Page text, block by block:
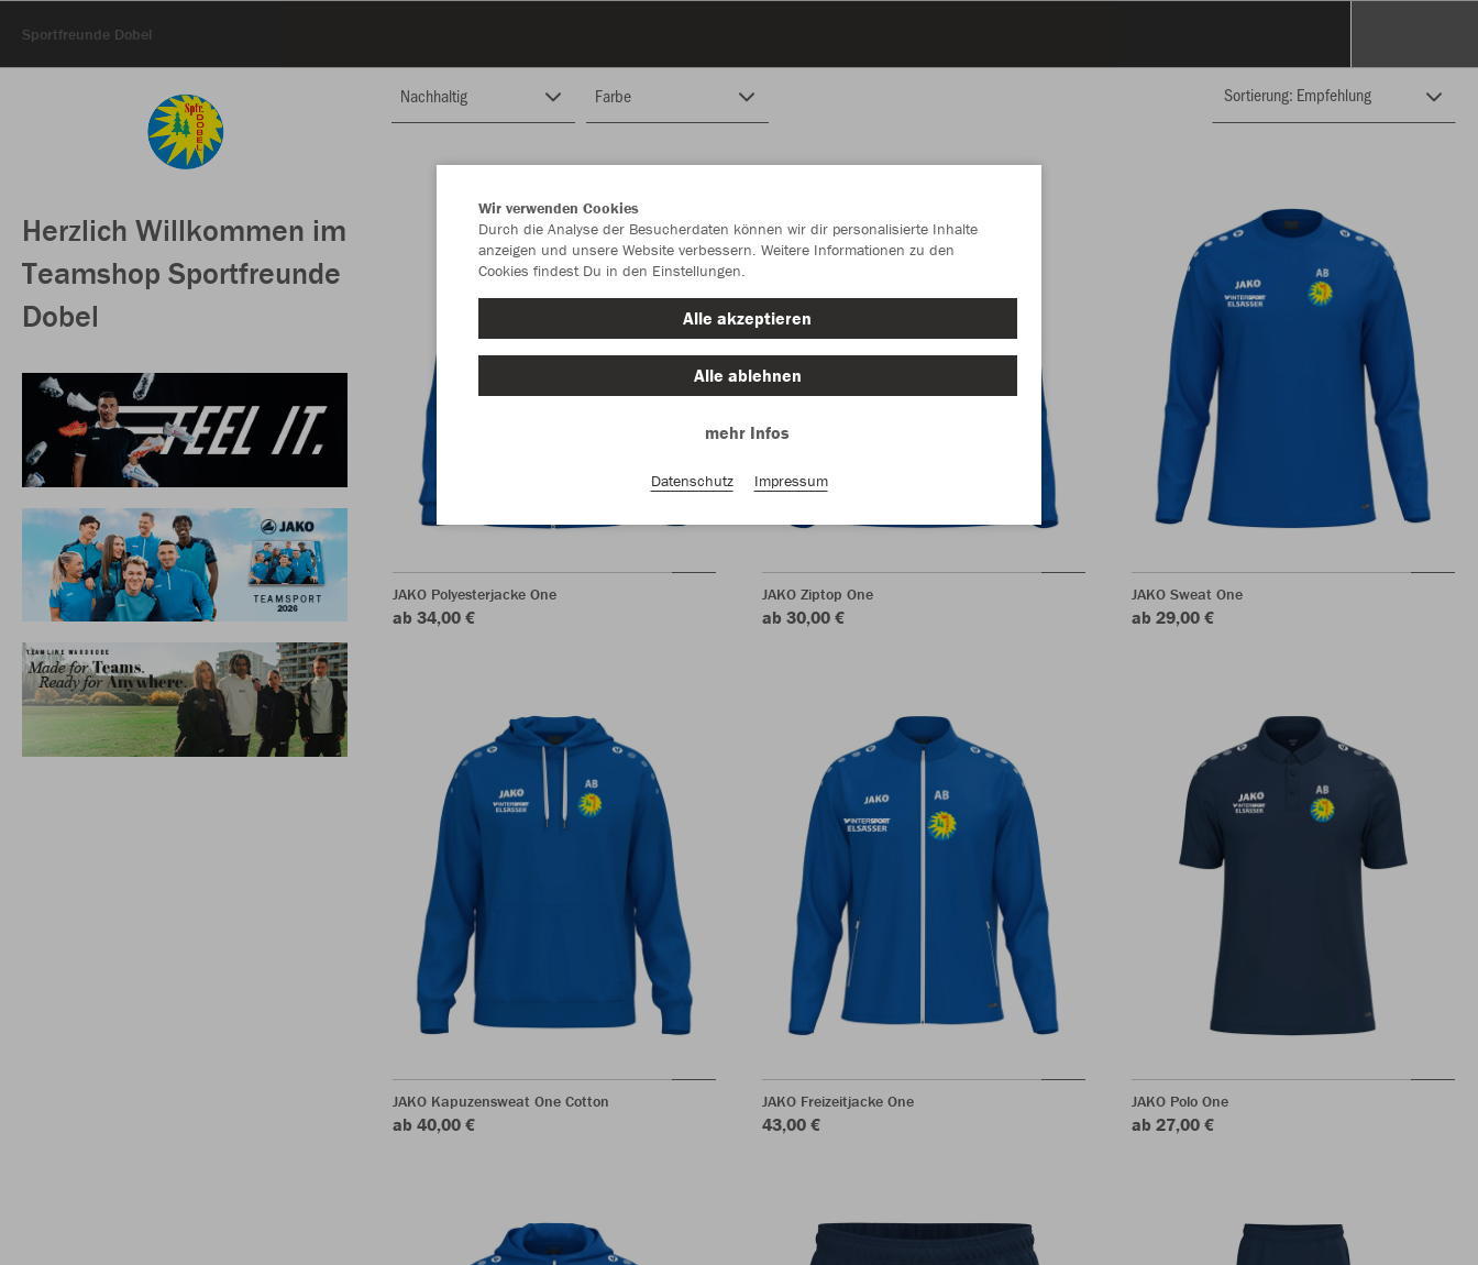
Sportfreunde Dobel
Herzlich Willkommen im
Teamshop Sportfreunde
Dobel
Nachhaltig Farbe
JAKO Polyesterjacke One
ab 34,00 €
JAKO Ziptop One
ab 30,00 €
JAKO Sweat One
ab 29,00 €
JAKO Kapuzensweat One Cotton
ab 40,00 €
JAKO Freizeitjacke One
43,00 €
JAKO Polo One
ab 27,00 €
Wir verwenden Cookies
Durch die Analyse der Besucherdaten können wir dir personalisierte Inhalte
anzeigen und unsere Website verbessern. Weitere Informationen zu den
Cookies findest Du in den Einstellungen.
Alle akzeptieren
Alle ablehnen
mehr Infos
Datenschutz Impressum